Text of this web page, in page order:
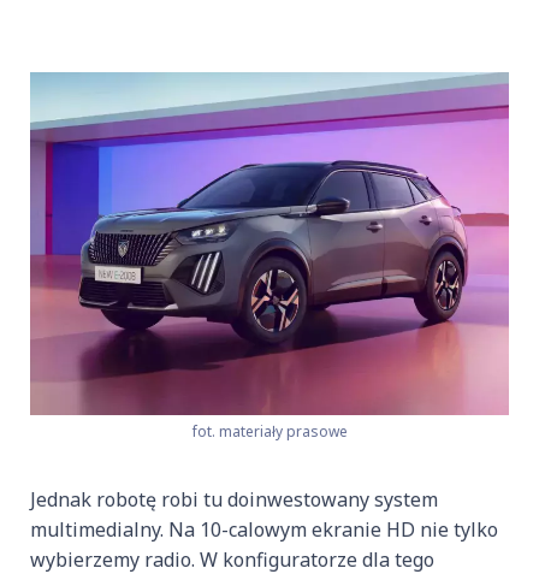
fot. materiały prasowe
Jednak robotę robi tu doinwestowany system
multimedialny. Na 10-calowym ekranie HD nie tylko
wybierzemy radio. W konfiguratorze dla tego